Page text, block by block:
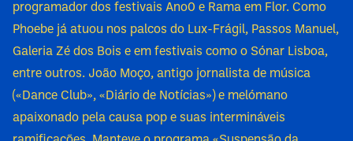
programador dos festivais Ano0 e Rama em Flor. Como
Phoebe já atuou nos palcos do Lux-Frágil, Passos Manuel,
Galeria Zé dos Bois e em festivais como o Sónar Lisboa,
entre outros. João Moço, antigo jornalista de música
(«Dance Club», «Diário de Notícias») e melómano
apaixonado pela causa pop e suas intermináveis